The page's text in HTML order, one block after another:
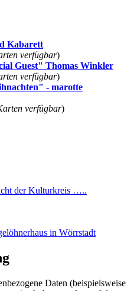
Kabarett
verfügbar)
Guest" Thomas Winkler
verfügbar)
- marotte
verfügbar)
der Kulturkreis …..
in Wörrstadt
Daten (beispielsweise